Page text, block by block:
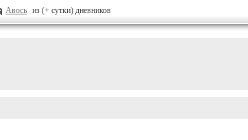
Авось из (+ сутки) дневников